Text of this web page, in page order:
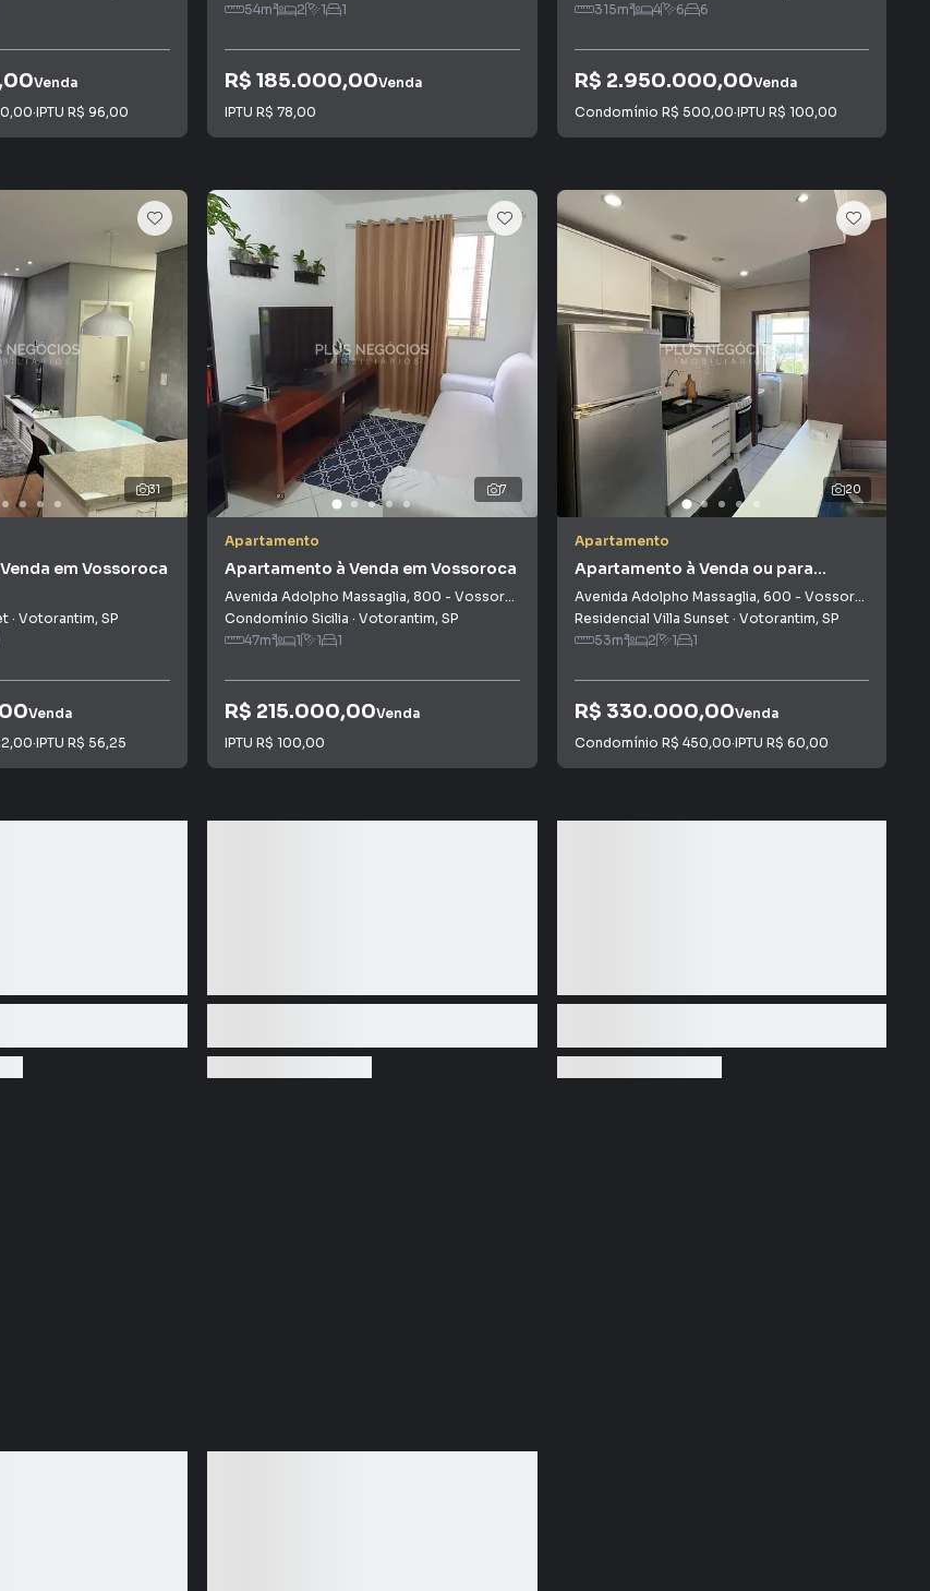
Venda
·IPTU R$ 96,00
54m² 2 1 1
R$ 185.000,00Venda
IPTU R$ 78,00
315m² 4 6 6
R$ 2.950.000,00Venda
Condomínio R$ 500,00·IPTU R$ 100,00
31
em Vossoroca
· Votorantim, SP
Venda
·IPTU R$ 56,25
7
Apartamento
Apartamento à Venda em Vossoroca
Avenida Adolpho Massaglia, 800 - Vossoroca
Condomínio Sicilia · Votorantim, SP
47m² 1 1 1
R$ 215.000,00Venda
IPTU R$ 100,00
20
Apartamento
Apartamento à Venda ou para
Alugar em Vossoroca
Avenida Adolpho Massaglia, 600 - Vossoroca
Residencial Villa Sunset· Votorantim, SP
53m² 2 1 1
R$ 330.000,00Venda
Condomínio R$ 450,00·IPTU R$ 60,00